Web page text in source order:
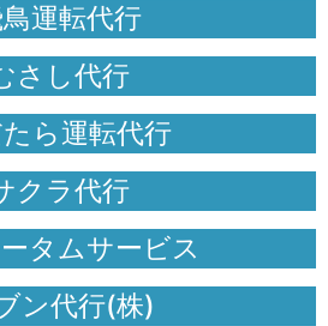
運転代行
さし代行
ら運転代行
クラ代行
タムサービス
ン代行(株)